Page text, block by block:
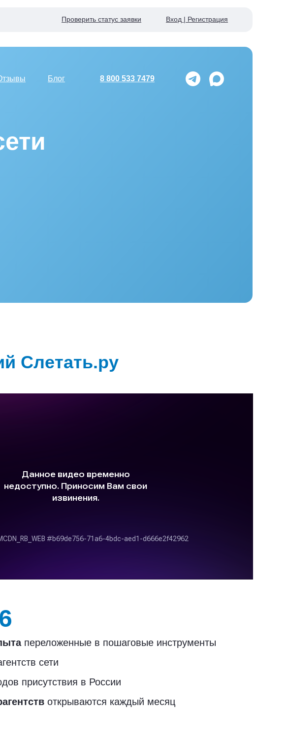
Проверить статус заявки Вход | Регистрация
Блог 8 800 533 7479
Слетать.ру
переложенные в пошаговые инструменты
сети
присутствия в России
открываются каждый месяц